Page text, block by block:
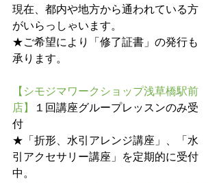
現在、都内や地方から通われている方
がいらっしゃいます。
★ご希望により「修了証書」の発行も
承ります。
【シモジマワークショップ浅草橋駅前
店】
１回講座グループレッスンのみ受
付
★「折形、水引アレンジ講座」、「水
引アクセサリー講座」を定期的に受付
中。